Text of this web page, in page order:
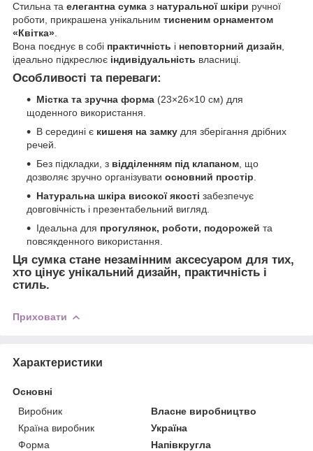
Стильна та елегантна сумка з натуральної шкіри ручної
роботи, прикрашена унікальним тисненим орнаментом
«Квітка».
Вона поєднує в собі практичність і неповторний дизайн,
ідеально підкреслює індивідуальність власниці.
Особливості та переваги:
Містка та зручна форма (23×26×10 см) для
щоденного використання.
В середині є кишеня на замку для зберігання дрібних
речей.
Без підкладки, з відділенням під клапаном, що
дозволяє зручно організувати основний простір.
Натуральна шкіра високої якості забезпечує
довговічність і презентабельний вигляд.
Ідеальна для прогулянок, роботи, подорожей та
повсякденного використання.
Ця сумка стане незамінним аксесуаром для тих,
хто цінує унікальний дизайн, практичність і
стиль.
Приховати
Характеристики
Основні
Виробник
Власне виробництво
Країна виробник
Україна
Форма
Напівкругла